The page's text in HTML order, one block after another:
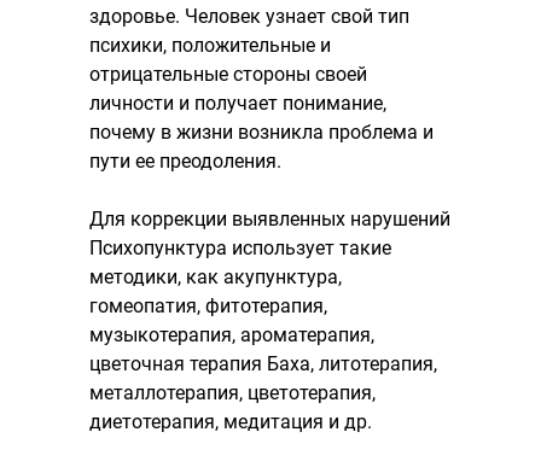
здоровье. Человек узнает свой тип
психики, положительные и
отрицательные стороны своей
личности и получает понимание,
почему в жизни возникла проблема и
пути ее преодоления.
Для коррекции выявленных нарушений
Психопунктура использует такие
методики, как акупунктура,
гомеопатия, фитотерапия,
музыкотерапия, ароматерапия,
цветочная терапия Баха, литотерапия,
металлотерапия, цветотерапия,
диетотерапия, медитация и др.